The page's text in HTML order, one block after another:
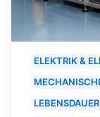
ELEKTRIK &